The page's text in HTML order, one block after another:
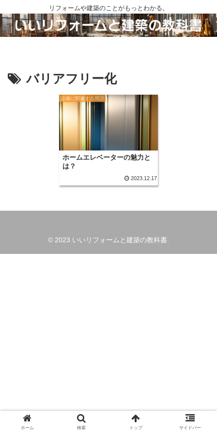
リフォームや建築のことがもっとわかる。
バリアフリー化
設備に関連する用語
ホームエレベーターの魅力と
は？
2023.12.17
© 2023 いいリフォームと建築の教科書.
ホーム 検索 トップ サイドバー